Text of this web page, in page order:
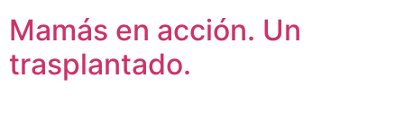
Mamás en acción. Un
trasplantado.